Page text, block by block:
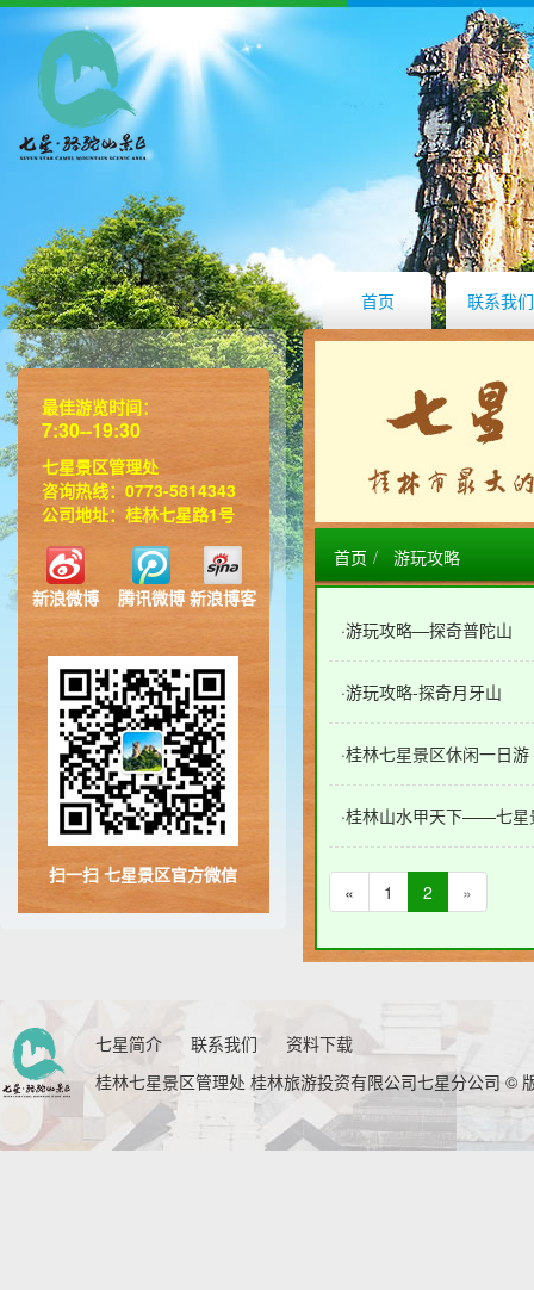
首页 联系我们
最佳游览时间：
7:30--19:30
七星景区管理处
咨询热线：0773-5814343
公司地址：桂林七星路1号
新浪微博 腾讯微博 新浪博客
扫一扫 七星景区官方微信
首页 游玩攻略
·游玩攻略—探奇普陀山
·游玩攻略-探奇月牙山
·桂林七星景区休闲一日
·桂林山水甲天下——七星
« 1 2 »
七星简介 联系我们
资料下载
桂林七星景区管理处 桂林旅游投资有限公司七星分公司 ©